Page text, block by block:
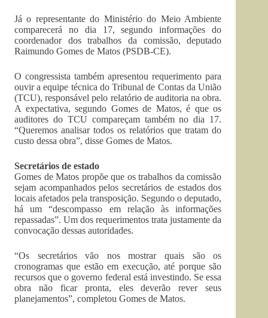
Já o representante do Ministério do Meio Ambiente
comparecerá no dia 17, segundo informações do
coordenador dos trabalhos da comissão, deputado
Raimundo Gomes de Matos (PSDB-CE).
O congressista também apresentou requerimento para
ouvir a equipe técnica do Tribunal de Contas da União
(TCU), responsável pelo relatório de auditoria na obra.
A expectativa, segundo Gomes de Matos, é que os
auditores do TCU compareçam também no dia 17.
“Queremos analisar todos os relatórios que tratam do
custo dessa obra”, disse Gomes de Matos.
Secretários de estado
Gomes de Matos propõe que os trabalhos da comissão
sejam acompanhados pelos secretários de estados dos
locais afetados pela transposição. Segundo o deputado,
há um “descompasso em relação às informações
repassadas”. Um dos requerimentos trata justamente da
convocação dessas autoridades.
“Os secretários vão nos mostrar quais são os
cronogramas que estão em execução, até porque são
recursos que o governo federal está investindo. Se essa
obra não ficar pronta, eles deverão rever seus
planejamentos”, completou Gomes de Matos.